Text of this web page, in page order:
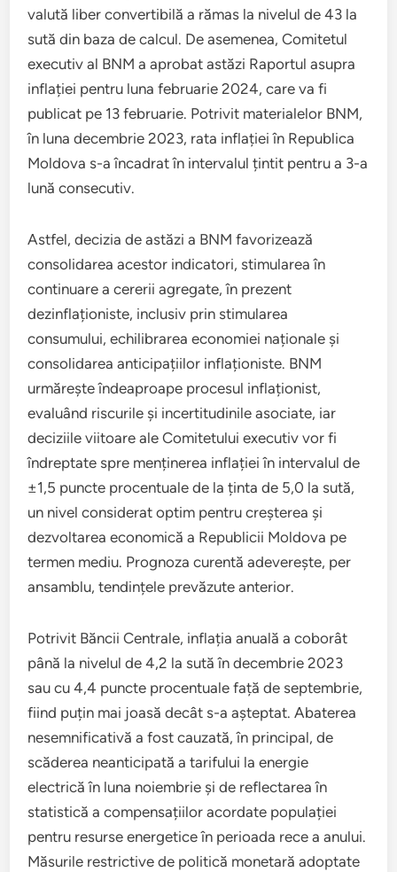
valută liber convertibilă a rămas la nivelul de 43 la
sută din baza de calcul. De asemenea, Comitetul
executiv al BNM a aprobat astăzi Raportul asupra
inflației pentru luna februarie 2024, care va fi
publicat pe 13 februarie. Potrivit materialelor BNM,
în luna decembrie 2023, rata inflației în Republica
Moldova s-a încadrat în intervalul țintit pentru a 3-a
lună consecutiv.
Astfel, decizia de astăzi a BNM favorizează
consolidarea acestor indicatori, stimularea în
continuare a cererii agregate, în prezent
dezinflaționiste, inclusiv prin stimularea
consumului, echilibrarea economiei naționale și
consolidarea anticipațiilor inflaționiste. BNM
urmărește îndeaproape procesul inflaționist,
evaluând riscurile și incertitudinile asociate, iar
deciziile viitoare ale Comitetului executiv vor fi
îndreptate spre menținerea inflației în intervalul de
±1,5 puncte procentuale de la ținta de 5,0 la sută,
un nivel considerat optim pentru creșterea și
dezvoltarea economică a Republicii Moldova pe
termen mediu. Prognoza curentă adeverește, per
ansamblu, tendințele prevăzute anterior.
Potrivit Băncii Centrale, inflația anuală a coborât
până la nivelul de 4,2 la sută în decembrie 2023
sau cu 4,4 puncte procentuale față de septembrie,
fiind puțin mai joasă decât s-a așteptat. Abaterea
nesemnificativă a fost cauzată, în principal, de
scăderea neanticipată a tarifului la energie
electrică în luna noiembrie și de reflectarea în
statistică a compensațiilor acordate populației
pentru resurse energetice în perioada rece a anului.
Măsurile restrictive de politică monetară adoptate